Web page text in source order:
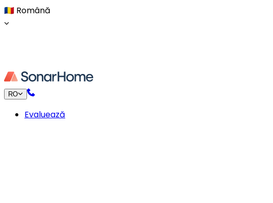
🇷🇴 Română
RO
Evaluează